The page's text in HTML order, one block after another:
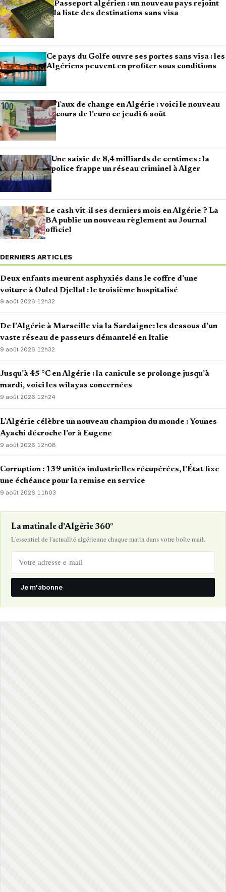
Passeport algérien : un nouveau pays rejoint
la liste des destinations sans visa
Ce pays du Golfe ouvre ses portes sans visa : les
Algériens peuvent en profiter sous conditions
Taux de change en Algérie : voici le nouveau
cours de l’euro ce jeudi 6 août
Une saisie de 8,4 milliards de centimes : la
police frappe un réseau criminel à Alger
Le cash vit-il ses derniers mois en Algérie ? La
BA publie un nouveau règlement au Journal
officiel
DERNIERS ARTICLES
Deux enfants meurent asphyxiés dans le coffre d’une
voiture à Ouled Djellal : le troisième hospitalisé
9 août 2026·12h32
De l’Algérie à Marseille via la Sardaigne: les dessous d’un
vaste réseau de passeurs démantelé en Italie
9 août 2026·12h32
Jusqu’à 45 °C en Algérie : la canicule se prolonge jusqu’à
mardi, voici les wilayas concernées
9 août 2026·12h24
L’Algérie célèbre un nouveau champion du monde : Younes
Ayachi décroche l’or à Eugene
9 août 2026· 12h08
Corruption : 139 unités industrielles récupérées, l’État fixe
une échéance pour la remise en service
9 août 2026·11h03
La matinale d'Algérie 360°
L'essentiel de l'actualité algérienne chaque matin dans votre boîte mail.
Je m'abonne